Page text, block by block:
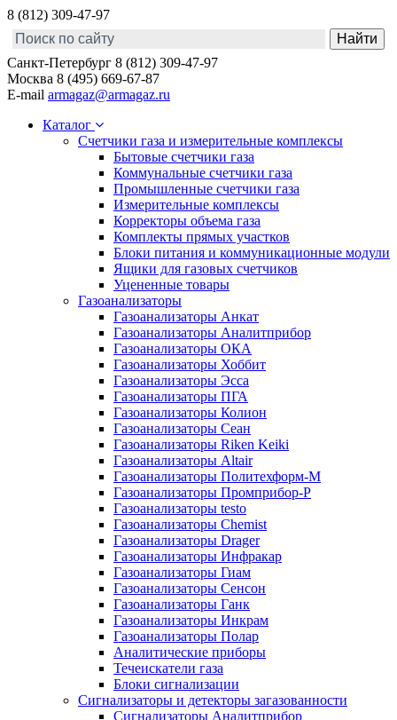
8 (812) 309-47-97
Санкт-Петербург 8 (812) 309-47-97
Москва 8 (495) 669-67-87
E-mail armagaz@armagaz.ru
Каталог
Счетчики газа и измерительные комплексы
Бытовые счетчики газа
Коммунальные счетчики газа
Промышленные счетчики газа
Измерительные комплексы
Корректоры объема газа
Комплекты прямых участков
Блоки питания и коммуникационные модули
Ящики для газовых счетчиков
Уцененные товары
Газоанализаторы
Газоанализаторы Анкат
Газоанализаторы Аналитприбор
Газоанализаторы ОКА
Газоанализаторы Хоббит
Газоанализаторы Эсса
Газоанализаторы ПГА
Газоанализаторы Колион
Газоанализаторы Сеан
Газоанализаторы Riken Keiki
Газоанализаторы Altair
Газоанализаторы Политехформ-М
Газоанализаторы Промприбор-Р
Газоанализаторы testo
Газоанализаторы Chemist
Газоанализаторы Drager
Газоанализаторы Инфракар
Газоанализаторы Гиам
Газоанализаторы Сенсон
Газоанализаторы Ганк
Газоанализаторы Инкрам
Газоанализаторы Полар
Аналитические приборы
Течеискатели газа
Блоки сигнализации
Сигнализаторы и детекторы загазованности
Сигнализаторы Аналитприбор